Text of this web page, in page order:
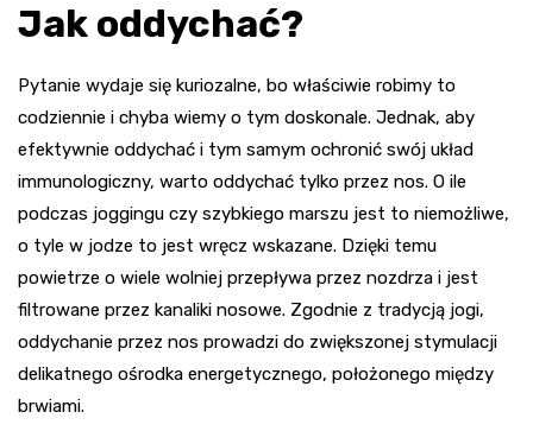
Jak oddychać?
Pytanie wydaje się kuriozalne, bo właściwie robimy to
codziennie i chyba wiemy o tym doskonale. Jednak, aby
efektywnie oddychać i tym samym ochronić swój układ
immunologiczny, warto oddychać tylko przez nos. O ile
podczas joggingu czy szybkiego marszu jest to niemożliwe,
o tyle w jodze to jest wręcz wskazane. Dzięki temu
powietrze o wiele wolniej przepływa przez nozdrza i jest
filtrowane przez kanaliki nosowe. Zgodnie z tradycją jogi,
oddychanie przez nos prowadzi do zwiększonej stymulacji
delikatnego ośrodka energetycznego, położonego między
brwiami.